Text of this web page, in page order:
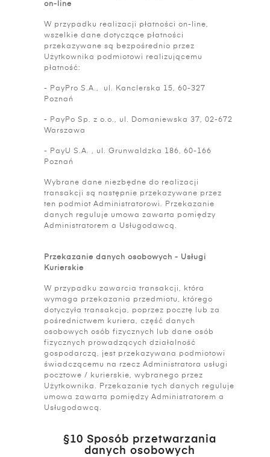
on-line
W przypadku realizacji płatności on-line,
wszelkie dane dotyczące płatności
przekazywane są bezpośrednio przez
Użytkownika podmiotowi realizującemu
płatność:
- PayPro S.A., ul. Kanclerska 15, 60-327
Poznań
- PayPo Sp. z o.o., ul. Domaniewska 37, 02-672
Warszawa
- PayU S.A. , ul. Grunwaldzka 186, 60-166
Poznań
Wybrane dane niezbędne do realizacji
transakcji są następnie przekazywane przez
ten podmiot Administratorowi. Przekazanie
danych reguluje umowa zawarta pomiędzy
Administratorem a Usługodawcą.
Przekazanie danych osobowych - Usługi
Kurierskie
W przypadku zawarcia transakcji, która
wymaga przekazania przedmiotu, którego
dotyczyła transakcja, poprzez pocztę lub za
pośrednictwem kuriera, część danych
osobowych osób fizycznych lub dane osób
fizycznych prowadzących działalność
gospodarczą, jest przekazywana podmiotowi
świadczącemu na rzecz Administratora usługi
pocztowe / kurierskie, wybranego przez
Użytkownika. Przekazanie tych danych reguluje
umowa zawarta pomiędzy Administratorem a
Usługodawcą.
§10 Sposób przetwarzania
danych osobowych